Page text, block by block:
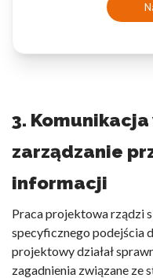
3.
zarządzanie
informacji
Praca projektowa rządzi
specyficznego podejścia
projektowy działał
zagadnienia związane ze